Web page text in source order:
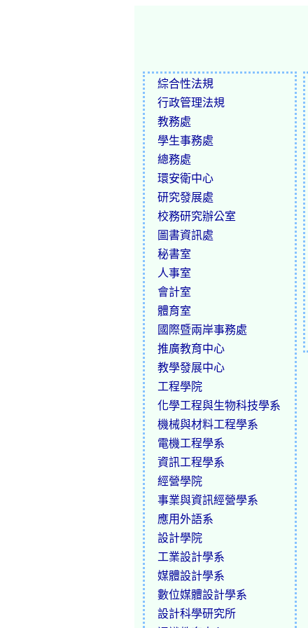
綜合性法規
行政管理法規
教務處
學生事務處
總務處
環安衛中心
研究發展處
校務研究辦公室
圖書資訊處
秘書室
人事室
會計室
體育室
國際暨兩岸事務處
推廣教育中心
教學發展中心
工程學院
化學工程與生物科技學系
機械與材料工程學系
電機工程學系
資訊工程學系
經營學院
事業與資訊經營學系
應用外語系
設計學院
工業設計學系
媒體設計學系
數位媒體設計學系
設計科學研究所